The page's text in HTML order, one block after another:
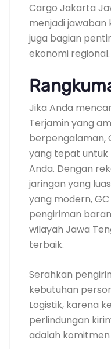
Cargo Jakarta
menjadi jawaban
juga bagian
ekonomi regional.
Jika Anda
Terjamin yang
berpengalaman,
yang tepat untuk
Anda. Dengan
jaringan yang
yang modern,
pengiriman
wilayah Jawa
terbaik.
Serahkan
kebutuhan
Logistik, karena
perlindungan
adalah